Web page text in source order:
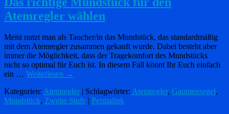
Atemregler wählen
Meist nutzt man als Taucher/in das Mundstück, das standardmäßig
mit dem Atemregler zusammen gekauft wurde. Dabei besteht aber
immer die Möglichkeit, dass der Tragekomfort des Mundstücks
nicht so optimal für Euch ist. In diesem Fall könnt Ihr Euch einfach
ein … Weiterlesen →
Kategorien: Atemregler | Schlagwörter: Atemregler, Gaumensegel,
Mundstück, Zweite Stufe Permalink